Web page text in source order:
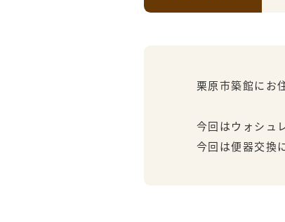
栗原市築館にお
今回はウォシュ
今回は便器交換